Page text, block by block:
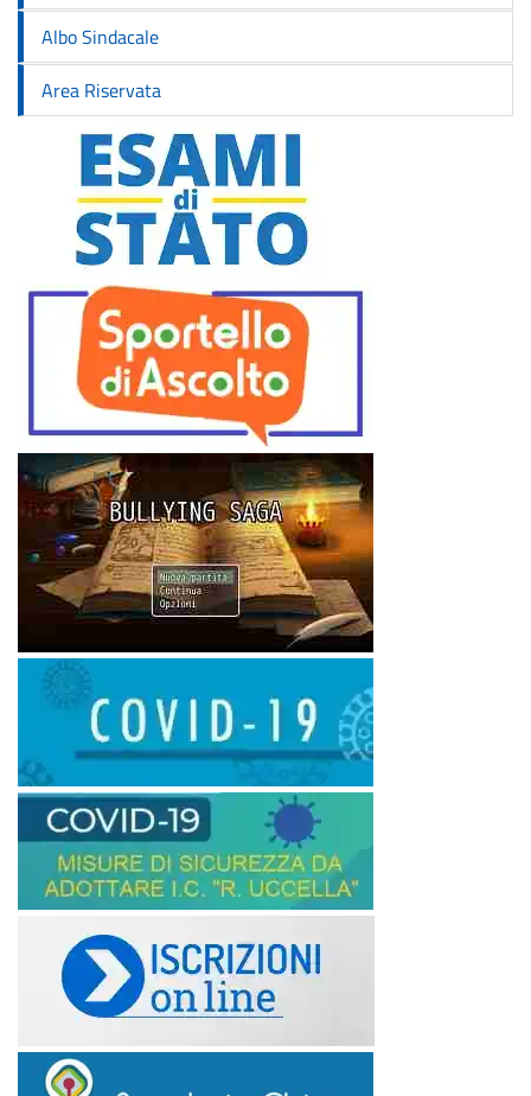
Albo Sindacale
Area Riservata